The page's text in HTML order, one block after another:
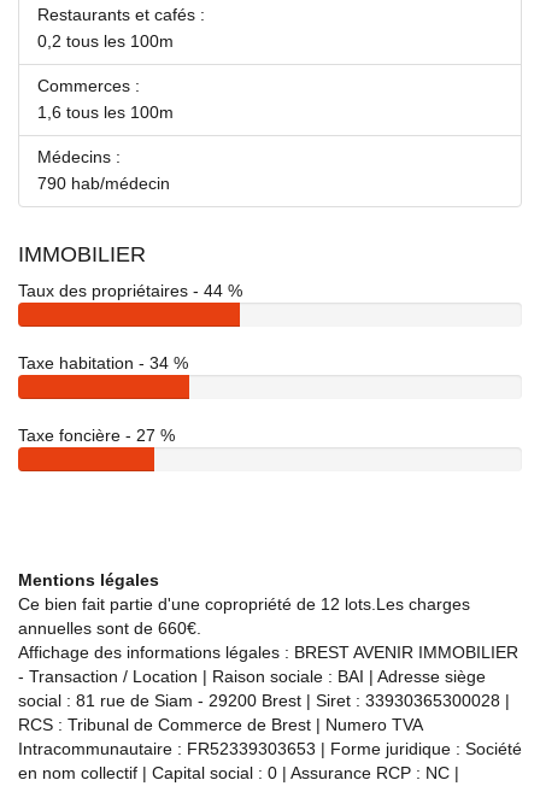
Restaurants et cafés :
0,2 tous les 100m
Commerces :
1,6 tous les 100m
Médecins :
790 hab/médecin
IMMOBILIER
Taux des propriétaires - 44 %
Taxe habitation - 34 %
Taxe foncière - 27 %
Mentions légales
Ce bien fait partie d'une copropriété de 12 lots.Les charges
annuelles sont de 660€.
Affichage des informations légales : BREST AVENIR IMMOBILIER
- Transaction / Location | Raison sociale : BAI | Adresse siège
social : 81 rue de Siam - 29200 Brest | Siret : 33930365300028 |
RCS : Tribunal de Commerce de Brest | Numero TVA
Intracommunautaire : FR52339303653 | Forme juridique : Société
en nom collectif | Capital social : 0 | Assurance RCP : NC |